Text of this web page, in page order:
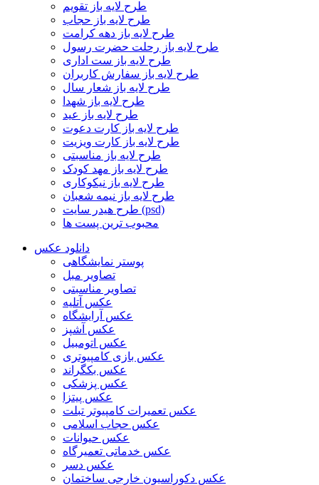
طرح لایه باز تقویم
طرح لایه باز حجاب
طرح لایه باز دهه کرامت
طرح لایه باز رحلت حضرت رسول
طرح لایه باز ست اداری
طرح لایه باز سفارش کاربران
طرح لایه باز شعار سال
طرح لایه باز شهدا
طرح لایه باز عید
طرح لایه باز کارت دعوت
طرح لایه باز کارت ویزیت
طرح لایه باز مناسبتی
طرح لایه باز مهد کودک
طرح لایه باز نیکوکاری
طرح لایه باز نیمه شعبان
طرح هیدر سایت (psd)
محبوب ترین پست ها
دانلود عکس
پوستر نمایشگاهی
تصاویر مبل
تصاویر مناسبتی
عکس آتلیه
عکس آرایشگاه
عکس آشپز
عکس اتومبیل
عکس بازی کامپیوتری
عکس بکگراند
عکس پزشکی
عکس پیتزا
عکس تعمیرات کامپیوتر تبلت
عکس حجاب اسلامی
عکس حیوانات
عکس خدماتی تعمیرگاه
عکس دسر
عکس دکوراسیون خارجی ساختمان